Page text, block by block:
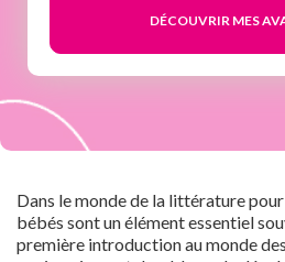
Dans le monde de la littérature
bébés sont un élément essentiel
première introduction au monde